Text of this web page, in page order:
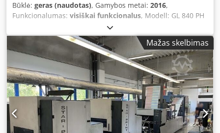
Būklė: geras (naudotas), Gamybos metai: 2016,
Funkcionalumas: visiškai funkcionalus, Modell: GL 840 PH
H-UV Baujahr: 2016 Zählerstand: 218 Mio. Drucke
Ausstattung: PQC-S OFF-PRESS-STEUERUNG (mit USB/CF-
Medieneingang) – inkl. Deckenverstärker HIGH SPEED
START-UP SMART SEQUENCE SELF DIAGNOSIS II KHS-AI •
Voreinstellung & Entnahme • Selbstlernende Funktion •
Produktionsmanagementsystem (Diagnose, Wartung) •
Register-Voreinstellung SMART FEEDBACK SIMULTANE
VOREINSTELLUNG DER FARBSCHLIEßER VORNE/HINTEN
(alle Werke) LUFTVOREINSTELLUNG VOLL-AUTOMATISCHER
PLATTENWECHSEL – OHNE BIEGER FERNBEDIENUNG FÜR
TRANSFERZYLINDER-KIPPEINSTELLUNG
Mažas skelbimas